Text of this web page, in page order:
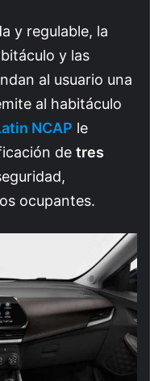
y regulable, la
y las
al usuario una
al habitáculo
NCAP le
de tres
ocupantes.